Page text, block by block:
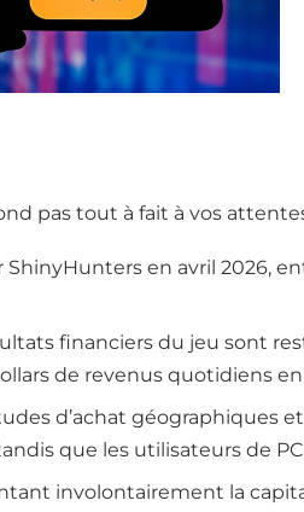
pas tout à fait à vos
en avril 2026,
financiers du jeu sont
de revenus quotidiens
d’achat géographiques
que les utilisateurs de
involontairement la